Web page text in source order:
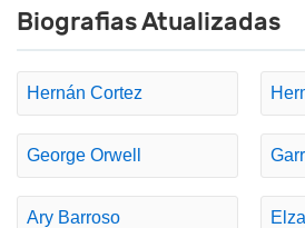
Biografias Atualizadas
Hernán Cortez
George Orwell
Ary Barroso